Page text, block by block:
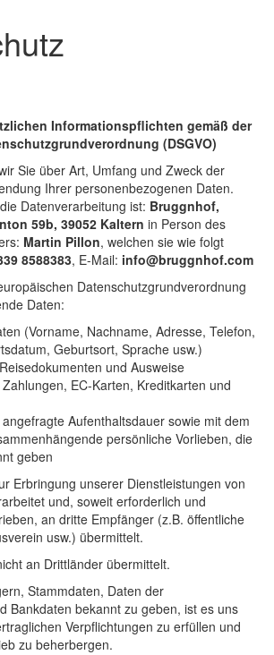
Informationspflichten gemäß der
(DSGVO)
Sie über Art, Umfang und Zweck der
Ihrer personenbezogenen Daten.
Datenverarbeitung ist: Bruggnhof,
59b, 39052 Kaltern in Person des
Martin Pillon, welchen sie wie folgt
8588383, E-Mail: info@bruggnhof.com
Datenschutzgrundverordnung
Daten:
(Vorname, Nachname, Adresse, Telefon,
Geburtsort, Sprache usw.)
und Ausweise
EC-Karten, Kreditkarten und
Aufenthaltsdauer sowie mit dem
persönliche Vorlieben, die
geben
Erbringung unserer Dienstleistungen von
und, soweit erforderlich und
an dritte Empfänger (z.B. öffentliche
usw.) übermittelt.
an Drittländer übermittelt.
Stammdaten, Daten der
Bankdaten bekannt zu geben, ist es uns
Verpflichtungen zu erfüllen und
zu beherbergen.